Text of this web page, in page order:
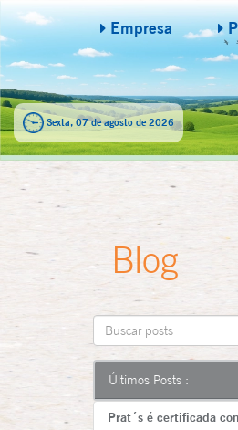
Empresa
Sexta, 07 de agosto de 2026
Blog
Últimos Posts :
Prat´s é certificada